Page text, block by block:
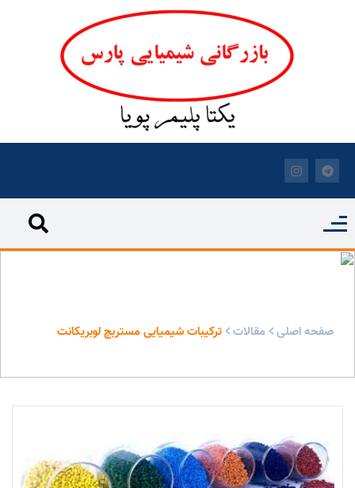
صفحه اصلی مقالات ترکیبات شیمیایی مستربچ لوبریکانت